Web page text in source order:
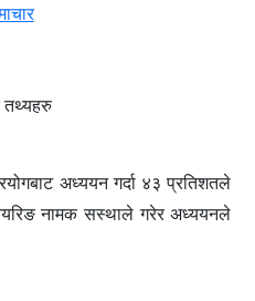
अध्ययन गर्दा ४३ प्रतिशतले
नामक सस्थाले गरेर अध्ययनले